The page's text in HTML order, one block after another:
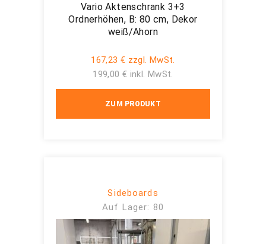
Vario Aktenschrank 3+3
Ordnerhöhen, B: 80 cm, Dekor
weiß/Ahorn
167,23 € zzgl. MwSt.
199,00 € inkl. MwSt.
ZUM PRODUKT
Sideboards
Auf Lager: 80